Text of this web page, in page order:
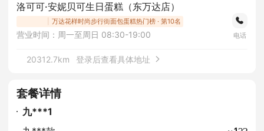
洛可可·安妮贝可生日蛋糕（东万达店）
万达花样时尚步行街面包蛋糕热门榜 · 第10名
营业时间： 周一至周日 08:30-19:00 电话
20312.7km 登录后查看具体地址
套餐详情
九***1